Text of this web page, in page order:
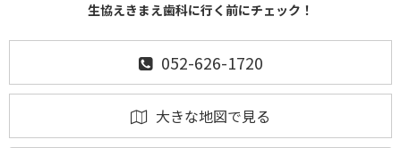
生協えきまえ歯科に行く前にチェック！
052-626-1720
大きな地図で見る